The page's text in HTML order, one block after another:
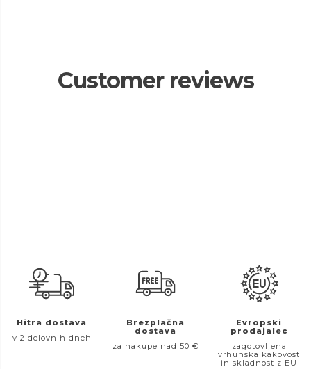
Customer reviews
Hitra dostava
v 2 delovnih dneh
Brezplačna
dostava
za nakupe nad 50 €
Evropski
prodajalec
zagotovljena
vrhunska kakovost
in skladnost z EU